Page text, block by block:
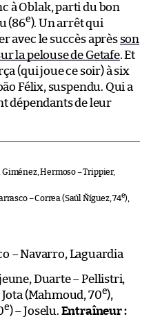
à Oblak, parti du bon
(86e). Un arrêt qui
avec le succès après son
la pelouse de Getafe. Et
(qui joue ce soir) à six
Félix, suspendu. Qui a
dépendants de leur
Giménez, Hermoso – Trippier,
– Correa (Saúl Ñíguez, 74e),
– Navarro, Laguardia
Duarte – Pellistri,
Jota (Mahmoud, 70e),
e) – Joselu. Entraîneur :